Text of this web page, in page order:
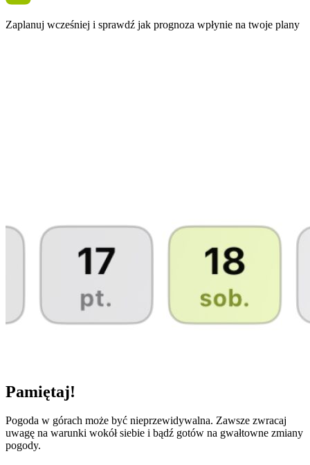
Zaplanuj wcześniej i sprawdź jak prognoza wpłynie na twoje plany
Pamiętaj!
Pogoda w górach może być nieprzewidywalna. Zawsze zwracaj
uwagę na warunki wokół siebie i bądź gotów na gwałtowne zmiany
pogody.